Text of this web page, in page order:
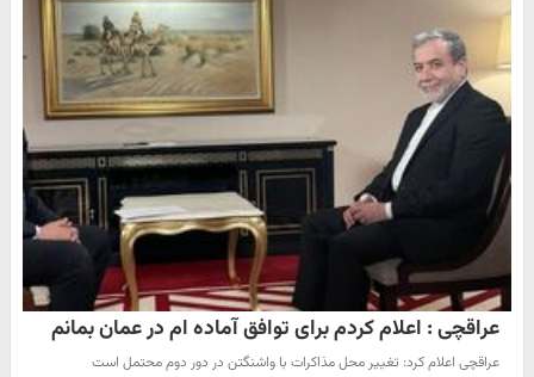
عراقچی : اعلام کردم برای توافق آماده ام در عمان بمانم
عراقچی اعلام کرد: تغییر محل مذاکرات با واشنگتن در دور دوم محتمل است